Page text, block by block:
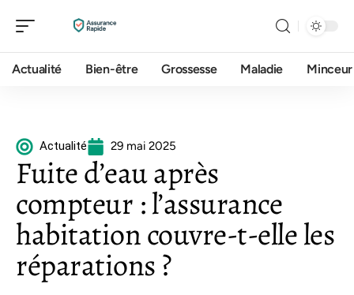
Actualité Bien-être Grossesse Maladie Minceur
Actualité 29 mai 2025
Fuite d’eau après
compteur : l’assurance
habitation couvre-t-elle les
réparations ?